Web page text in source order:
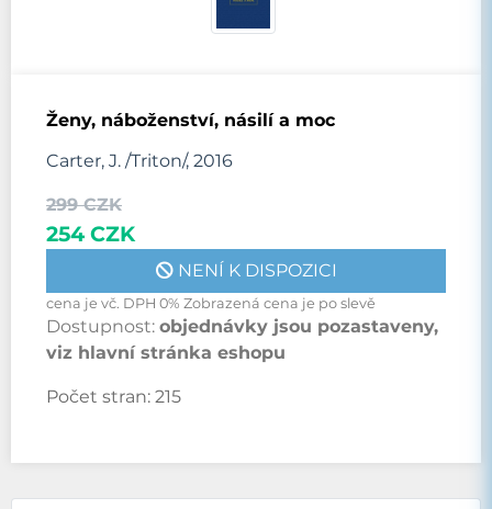
Ženy, náboženství, násilí a moc
Carter, J. /Triton/, 2016
299 CZK
254 CZK
NENÍ K DISPOZICI
cena je vč. DPH 0% Zobrazená cena je po slevě
Dostupnost: objednávky jsou pozastaveny,
viz hlavní stránka eshopu
Počet stran: 215